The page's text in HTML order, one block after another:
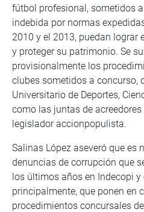
fútbol profesional, sometidos
indebida por normas
2010 y el 2013, puedan lograr
y proteger su patrimonio. Se
provisionalmente los
clubes sometidos a concurso,
Universitario de Deportes,
como las juntas de acreedores
legislador accionpopulista.
Salinas López aseveró que es
denuncias de corrupción que
los últimos años en Indecopi
principalmente, que ponen en
procedimientos concursales